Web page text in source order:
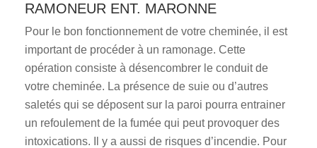
RAMONEUR ENT. MARONNE
Pour le bon fonctionnement de votre cheminée, il est
important de procéder à un ramonage. Cette
opération consiste à désencombrer le conduit de
votre cheminée. La présence de suie ou d’autres
saletés qui se déposent sur la paroi pourra entrainer
un refoulement de la fumée qui peut provoquer des
intoxications. Il y a aussi de risques d’incendie. Pour